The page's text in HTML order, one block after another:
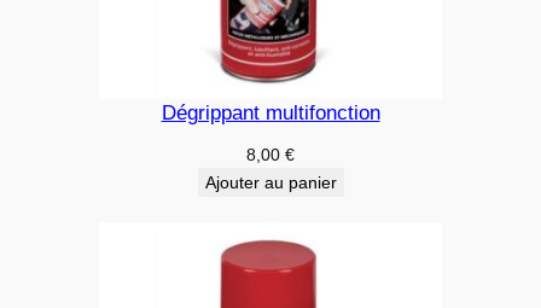
Dégrippant multifonction
8,00 €
Ajouter au panier